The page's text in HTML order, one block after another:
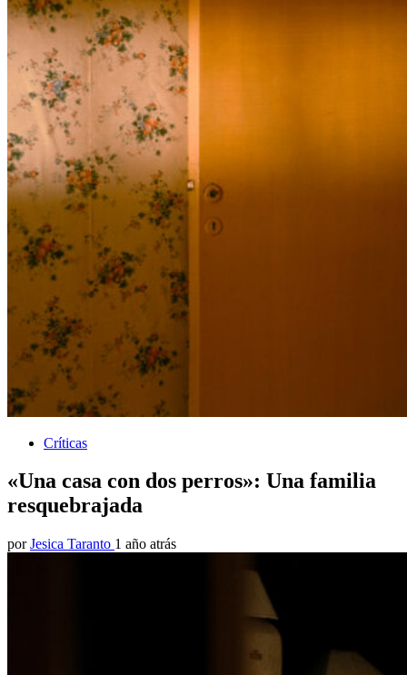
Críticas
«Una casa con dos perros»: Una familia
resquebrajada
por Jesica Taranto 1 año atrás